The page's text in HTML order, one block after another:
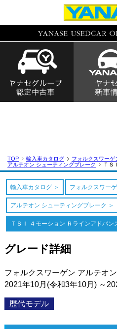
TOP 輸入車カタログ
フォルクスワーゲ
アルテオン シューティングブレーク
ＴＳ
輸入車カタログ フォルクスワー
アルテオン シューティングブレーク
ＴＳＩ ４モーション Ｒラインアドバン
グレード詳細
フォルクスワーゲン アルテオ
2021年10月(令和3年10月) ～
歴代モデル